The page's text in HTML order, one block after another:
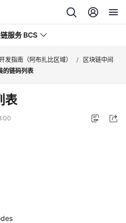
服务 BCS
发指南（阿布扎比区域） /
区块链中间
的链码列表
表